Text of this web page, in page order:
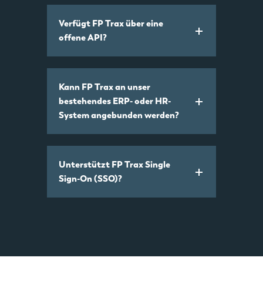
Verfügt FP Trax über eine
offene API?
Kann FP Trax an unser
bestehendes ERP- oder HR-
System angebunden werden?
Unterstützt FP Trax Single
Sign-On (SSO)?